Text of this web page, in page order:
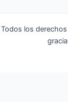
Todos los